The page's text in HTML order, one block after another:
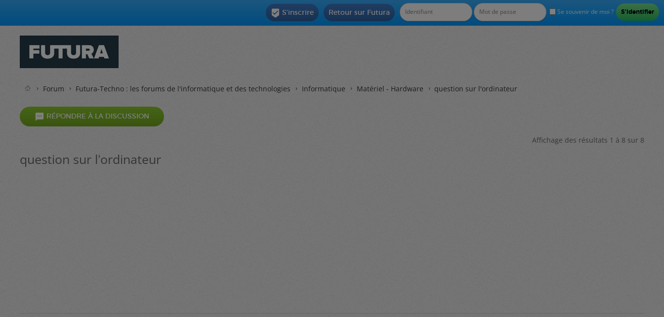
Se souvenir de moi ?
Retour sur Futura
 S'inscrire
Forum Futura-Techno : les forums de l'informatique et des technologies Informatique Matériel - Hardware question sur l'ordinateur
 RÉPONDRE À LA DISCUSSION
Affichage des résultats 1 à 8 sur 8
question sur l'ordinateur